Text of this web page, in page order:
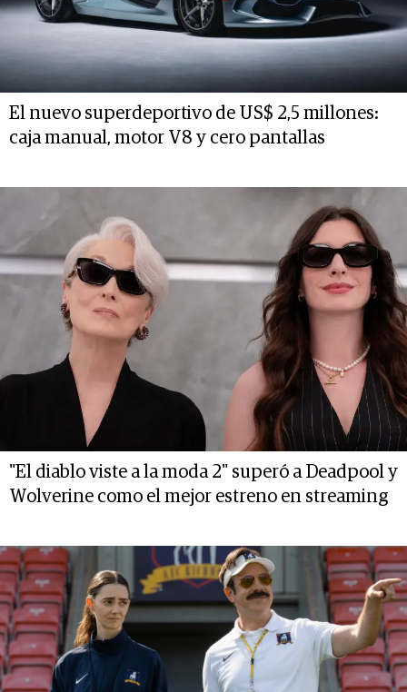
El nuevo superdeportivo de US$ 2,5 millones:
caja manual, motor V8 y cero pantallas
"El diablo viste a la moda 2" superó a Deadpool y
Wolverine como el mejor estreno en streaming